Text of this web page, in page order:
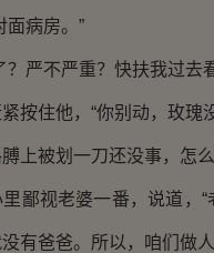
病房。”
不严重？快扶我过去看
住他，“你别动，玫瑰
被划一刀还没事，怎么
视老婆一番，说道，“
有爸爸。所以，咱们做